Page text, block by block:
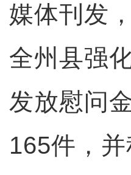
媒体刊发
全州县强
发放慰问
165件，